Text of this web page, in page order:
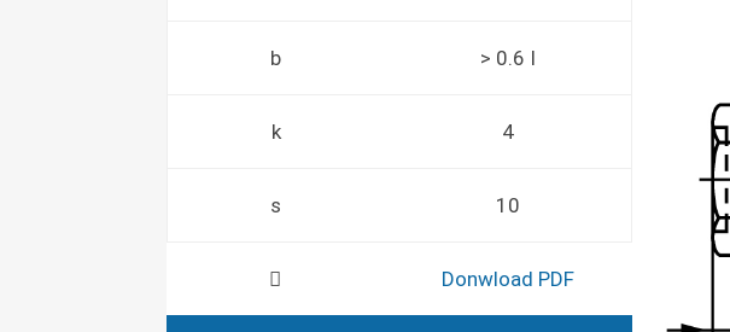
b > 0.6 I
k 4
s 10
Donwload PDF